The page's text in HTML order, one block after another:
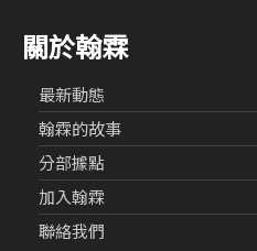
關於翰霖
最新動態
翰霖的故事
分部據點
加入翰霖
聯絡我們